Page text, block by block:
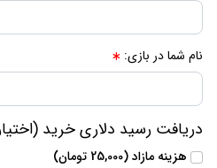
نام شما در بازی:
دریافت رسید دلاری خرید
هزینه مازاد (25,000 تومان)